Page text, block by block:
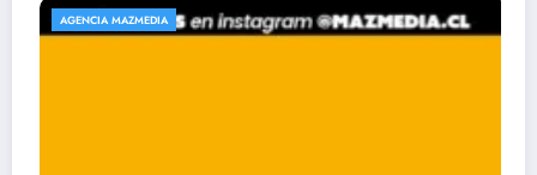
AGENCIA MAZMEDIA